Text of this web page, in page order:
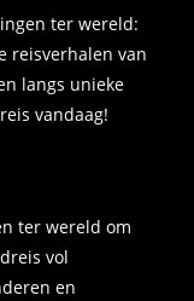
ter wereld:
reisverhalen van
langs unieke
vandaag!
ter wereld om
vol
en